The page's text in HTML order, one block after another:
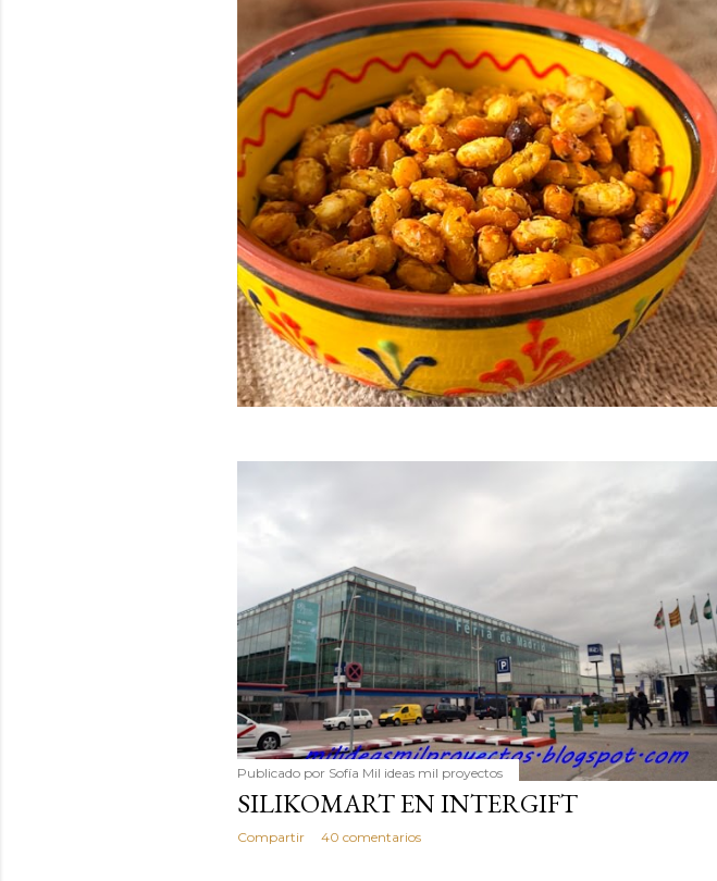
Publicado por Sofía Mil ideas mil proyectos
SILIKOMART EN INTERGIFT
Compartir 40 comentarios